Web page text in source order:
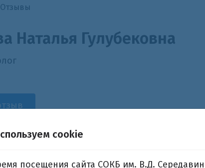
Отзывы
Наталья Гулубековна
cookie
посещения сайта СОКБ им. В.Д.